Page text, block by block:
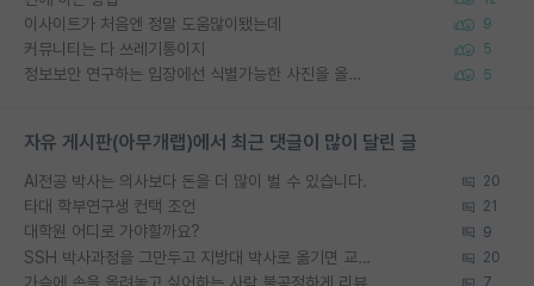
이사이트가 처음엔 정말 도움많이됐는데 9
커뮤니티는 다 쓰레기통이지 5
정보보안 연구하는 입장에선 식별가능한 사진을 올리는건 비추이긴함 5
자유 게시판(아무개랩)에서 최근 댓글이 많이 달린 글
AI전공 박사는 의사보다 돈을 더 많이 벌 수 있습니다. 20
타대 학부연구생 컨택 조언 21
대학원 어디로 가야할까요? 9
SSH 박사과정을 그만두고 지방대 박사로 옮기면 교수의 꿈은 끝일까요? 20